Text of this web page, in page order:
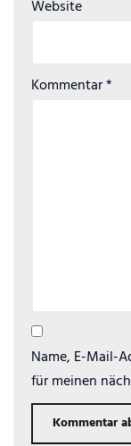
Website
Kommentar*
Name, E-Mail-
für meinen